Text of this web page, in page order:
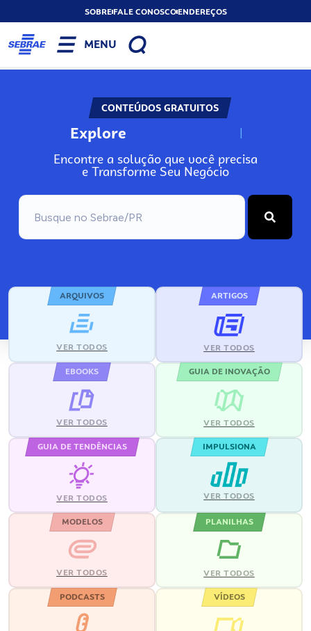
SOBREFALE CONOSCOENDEREÇOS
MENU
CONTEÚDOS GRATUITOS
Explore N
Encontre a solução que você precisa
e Transforme Seu Negócio
ARQUIVOS
VER TODOS
ARTIGOS
VER TODOS
EBOOKS
VER TODOS
GUIA DE INOVAÇÃO
VER TODOS
GUIA DE TENDÊNCIAS
VER TODOS
IMPULSIONA
VER TODOS
MODELOS
VER TODOS
PLANILHAS
VER TODOS
PODCASTS VÍDEOS